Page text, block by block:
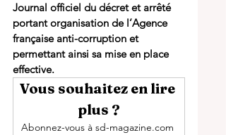
Journal officiel du décret et arrêté
portant organisation de l’Agence
française anti-corruption et
permettant ainsi sa mise en place
effective.
Vous souhaitez en lire
plus ?
Abonnez-vous à sd-magazine.com